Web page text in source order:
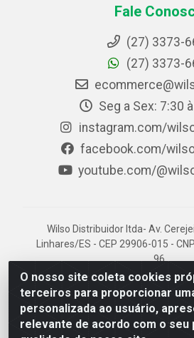
O nosso site coleta cookies
terceiros para proporcionar
personalizada ao usuário,
relevante de acordo com o
Fale
(27) 3373-
(27) 3373-
Seg a Sex: 7:30
instagram.com/
facebook.com/
youtube.com/
Wilso Distribuidor ltda- Av.
Linhares/ES - CEP 29906-015 -
96